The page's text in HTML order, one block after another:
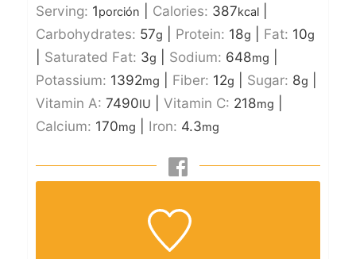
Serving: 1porción Calories: 387kcal|
Carbohydrates: 57g Protein: 18g Fat: 10g
Saturated Fat: 3g Sodium: 648mg
Potassium: 1392mg Fiber: 12g Sugar: 8g
Vitamin A: 7490IU Vitamin C: 218mg
Calcium: 170mg Iron: 4.3mg